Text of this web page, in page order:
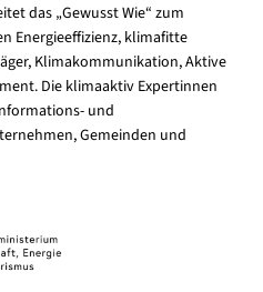
das „Gewusst Wie“ zum
Energieeffizienz, klimafitte
Klimakommunikation, Aktive
Die klimaaktiv Expertinnen
und
Gemeinden und